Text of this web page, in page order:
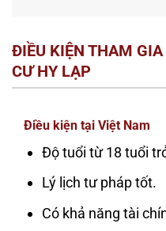
ĐIỀU KIỆN THAM
CƯ HY LẠP
Điều kiện tại Việt Nam
Độ tuổi từ 18 tuổi
Lý lịch tư pháp tốt.
Có khả năng tài